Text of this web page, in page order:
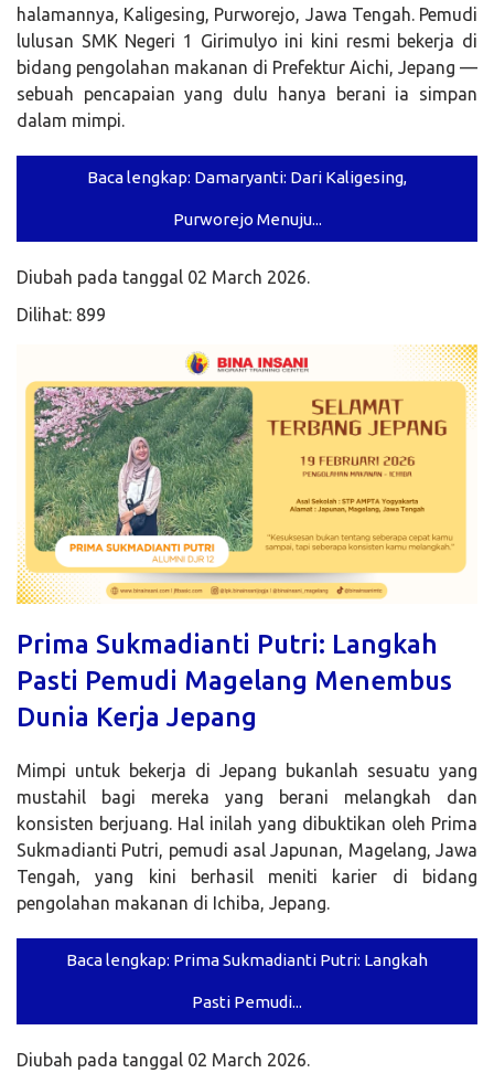
halamannya, Kaligesing, Purworejo, Jawa Tengah. Pemudi
lulusan SMK Negeri 1 Girimulyo ini kini resmi bekerja di
bidang pengolahan makanan di Prefektur Aichi, Jepang —
sebuah pencapaian yang dulu hanya berani ia simpan
dalam mimpi.
Baca lengkap: Damaryanti: Dari Kaligesing,
Purworejo Menuju...
Diubah pada tanggal 02 March 2026.
Dilihat: 899
Prima Sukmadianti Putri: Langkah
Pasti Pemudi Magelang Menembus
Dunia Kerja Jepang
Mimpi untuk bekerja di Jepang bukanlah sesuatu yang
mustahil bagi mereka yang berani melangkah dan
konsisten berjuang. Hal inilah yang dibuktikan oleh Prima
Sukmadianti Putri, pemudi asal Japunan, Magelang, Jawa
Tengah, yang kini berhasil meniti karier di bidang
pengolahan makanan di Ichiba, Jepang.
Baca lengkap: Prima Sukmadianti Putri: Langkah
Pasti Pemudi...
Diubah pada tanggal 02 March 2026.